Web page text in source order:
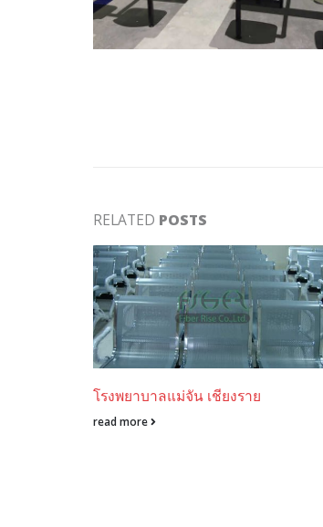
RELATED POSTS
โรงพยาบาลแม่จัน เชียงราย
read more